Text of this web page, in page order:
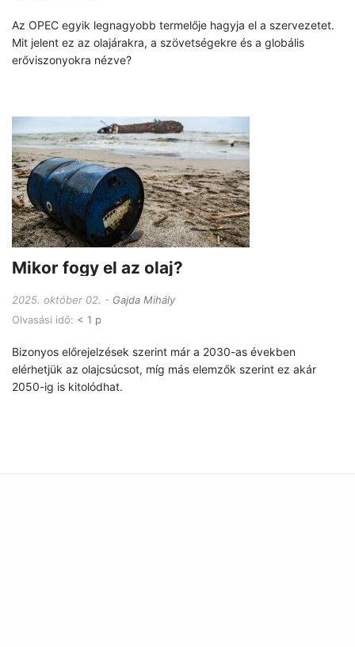
Az OPEC egyik legnagyobb termelője hagyja el a szervezetet.
Mit jelent ez az olajárakra, a szövetségekre és a globális
erőviszonyokra nézve?
Mikor fogy el az olaj?
2025. október 02.
Gajda Mihály
Olvasási idő: < 1 p
Bizonyos előrejelzések szerint már a 2030-as években
elérhetjük az olajcsúcsot, míg más elemzők szerint ez akár
2050-ig is kitolódhat.